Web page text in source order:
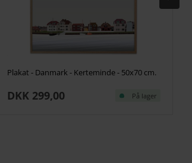
Plakat - Danmark - Kerteminde - 50x70 cm.
DKK 299,00 På lager